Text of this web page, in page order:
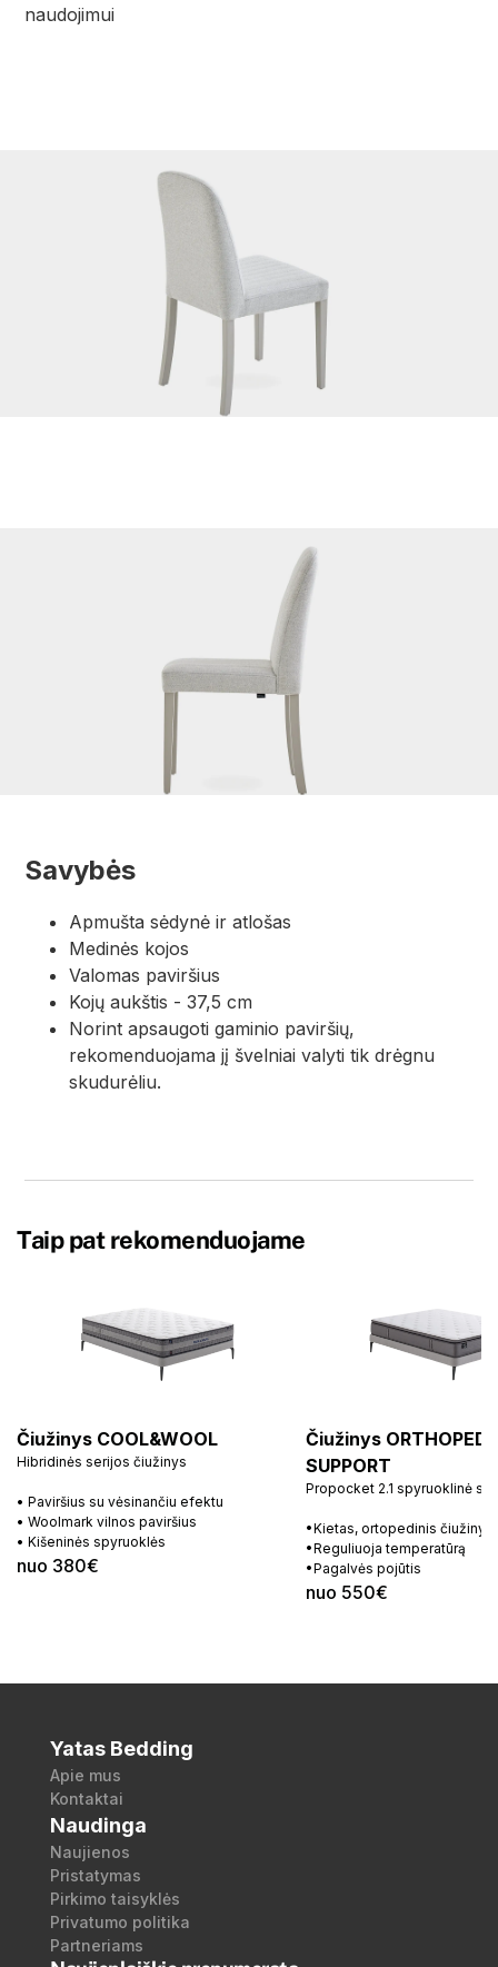
naudojimui
Savybės
Apmušta sėdynė ir atlošas
Medinės kojos
Valomas paviršius
Kojų aukštis - 37,5 cm
Norint apsaugoti gaminio paviršių,
rekomenduojama jį švelniai valyti tik drėgnu
skudurėliu.
Taip pat rekomenduojame
Čiužinys COOL&WOOL
Hibridinės serijos čiužinys
• Paviršius su vėsinančiu efektu
• Woolmark vilnos paviršius
• Kišeninės spyruoklės
nuo 380€
Čiužinys
SUPPORT
Propocket 2.1 spyruoklinė
•Kietas, ortopedinis čiužinys
•Reguliuoja temperatūrą
•Pagalvės pojūtis
nuo 550€
Yatas Bedding
Apie mus
Kontaktai
Naudinga
Naujienos
Pristatymas
Pirkimo taisyklės
Privatumo politika
Partneriams